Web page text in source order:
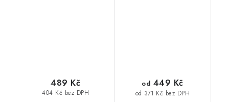
404 Kč bez DPH
489 Kč
od 371 Kč bez DPH
od 449 Kč